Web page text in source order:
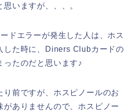
思いますが、、、。
ドエラーが発生した人は、ホス
した時に、Diners Clubカードの
ったのだと思います♪
り前ですが、ホスピノールのお
がありませんので、ホスピノー